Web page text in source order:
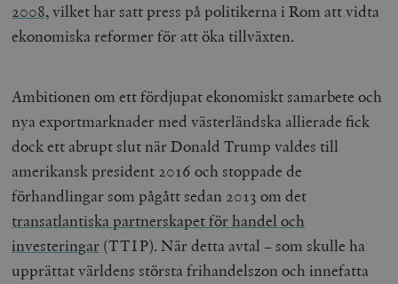
2008, vilket har satt press på politikerna i Rom att vidta
ekonomiska reformer för att öka tillväxten.
Ambitionen om ett fördjupat ekonomiskt samarbete och
nya exportmarknader med västerländska allierade fick
dock ett abrupt slut när Donald Trump valdes till
amerikansk president 2016 och stoppade de
förhandlingar som pågått sedan 2013 om det
transatlantiska partnerskapet för handel och
investeringar (TTIP). När detta avtal – som skulle ha
upprättat världens största frihandelszon och innefatta